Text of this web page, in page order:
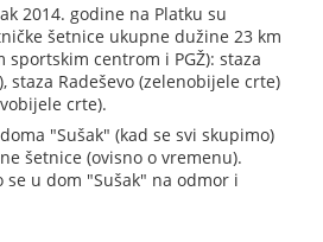
2014. godine na Platku su
šetnice ukupne dužine 23 km
sportskim centrom i PGŽ): staza
staza Radeševo (zelenobijele crte)
crte).
"Sušak" (kad se svi skupimo)
šetnice (ovisno o vremenu).
se u dom "Sušak" na odmor i